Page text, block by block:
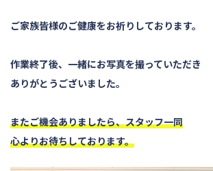
ご家族皆様のご健康をお祈りしております。
作業終了後、一緒にお写真を撮っていただき
ありがとうございました。
またご機会ありましたら、スタッフ一同
心よりお待ちしております。